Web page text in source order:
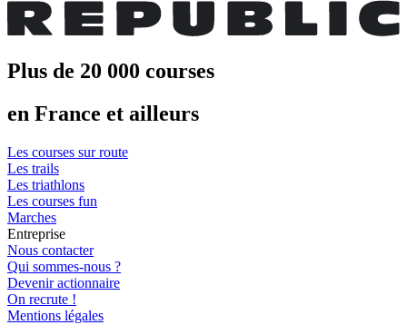
Plus de 20 000 courses
en France et ailleurs
Les courses sur route
Les trails
Les triathlons
Les courses fun
Marches
Entreprise
Nous contacter
Qui sommes-nous ?
Devenir actionnaire
On recrute !
Mentions légales